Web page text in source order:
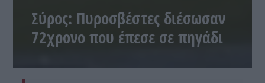
Σύρος: Πυροσβέστες διέσωσαν
72χρονο που έπεσε σε πηγάδι